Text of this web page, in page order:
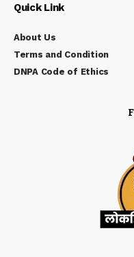
Quick Link
About Us
Terms and Condition
DNPA Code of Ethics